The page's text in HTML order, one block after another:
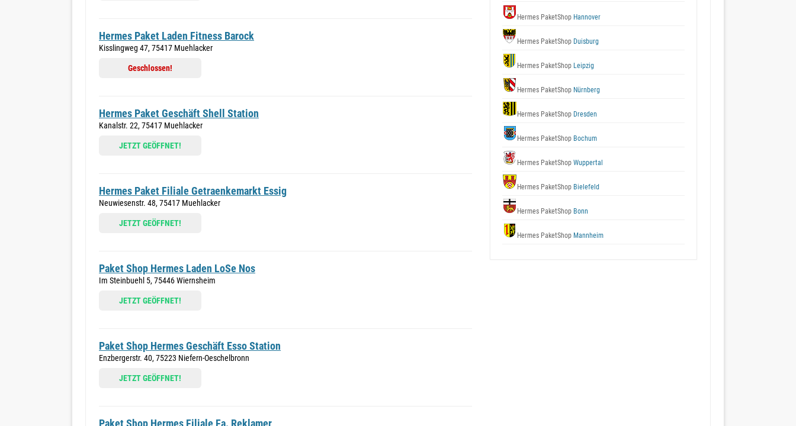
Hermes Paket Laden Fitness Barock
Kisslingweg 47, 75417 Muehlacker
Geschlossen!
Hermes Paket Geschäft Shell Station
Kanalstr. 22, 75417 Muehlacker
JETZT GEÖFFNET!
Hermes Paket Filiale Getraenkemarkt Essig
Neuwiesenstr. 48, 75417 Muehlacker
JETZT GEÖFFNET!
Paket Shop Hermes Laden LoSe Nos
Im Steinbuehl 5, 75446 Wiernsheim
JETZT GEÖFFNET!
Paket Shop Hermes Geschäft Esso Station
Enzbergerstr. 40, 75223 Niefern-Oeschelbronn
JETZT GEÖFFNET!
Paket Shop Hermes Filiale Fa. Reklamer
Hermes PaketShop Hannover
Hermes PaketShop Duisburg
Hermes PaketShop Leipzig
Hermes PaketShop Nürnberg
Hermes PaketShop Dresden
Hermes PaketShop Bochum
Hermes PaketShop Wuppertal
Hermes PaketShop Bielefeld
Hermes PaketShop Bonn
Hermes PaketShop Mannheim